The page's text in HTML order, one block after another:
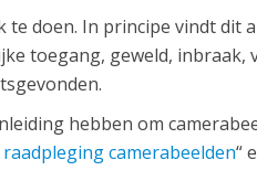
doen. In principe vindt dit
toegang, geweld, inbraak,
hebben om
camerabeelden“